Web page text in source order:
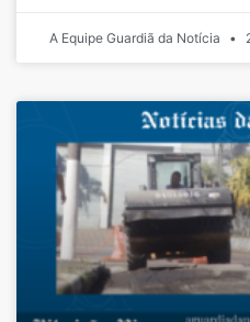
A Equipe Guardiã da Notícia